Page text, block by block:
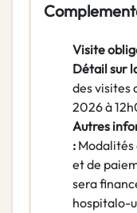
Visite
Détail sur
des visites
2026 à
Autres
:
et de
sera
hospitalo-